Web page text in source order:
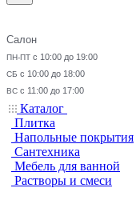
Салон
ПН-ПТ с 10:00 до 19:00
СБ с 10:00 до 18:00
ВС с 11:00 до 17:00
Каталог
Плитка
Напольные покрытия
Сантехника
Мебель для ванной
Растворы и смеси